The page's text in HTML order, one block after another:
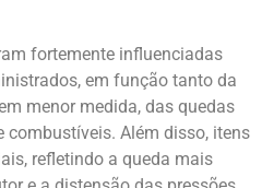
fortemente influenciadas
em função tanto da
menor medida, das quedas
combustíveis. Além disso, itens
refletindo a queda mais